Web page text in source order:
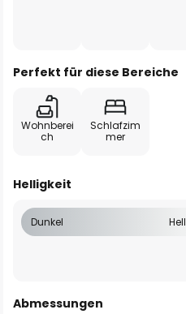
Perfekt für diese Bereiche
Wohnberei
ch
Schlafzim
mer
Helligkeit
Dunkel Hell
Abmessungen